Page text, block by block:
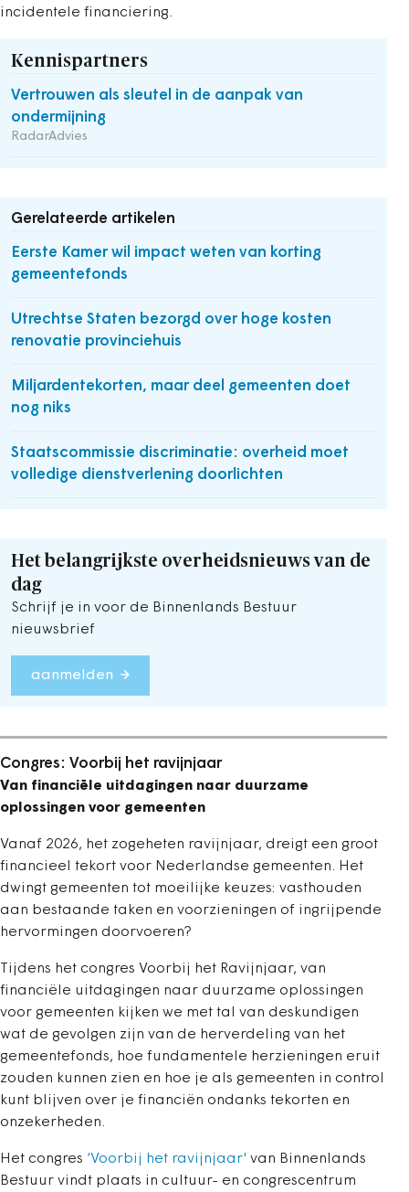
incidentele financiering.
Kennispartners
Vertrouwen als sleutel in de aanpak van
ondermijning
RadarAdvies
Gerelateerde artikelen
Eerste Kamer wil impact weten van korting
gemeentefonds
Utrechtse Staten bezorgd over hoge kosten
renovatie provinciehuis
Miljardentekorten, maar deel gemeenten doet
nog niks
Staatscommissie discriminatie: overheid moet
volledige dienstverlening doorlichten
Het belangrijkste overheidsnieuws van de
dag
Schrijf je in voor de Binnenlands Bestuur
nieuwsbrief
aanmelden
Congres: Voorbij het ravijnjaar
Van financiële uitdagingen naar duurzame
oplossingen voor gemeenten
Vanaf 2026, het zogeheten ravijnjaar, dreigt een groot
financieel tekort voor Nederlandse gemeenten. Het
dwingt gemeenten tot moeilijke keuzes: vasthouden
aan bestaande taken en voorzieningen of ingrijpende
hervormingen doorvoeren?
Tijdens het congres Voorbij het Ravijnjaar, van
financiële uitdagingen naar duurzame oplossingen
voor gemeenten kijken we met tal van deskundigen
wat de gevolgen zijn van de herverdeling van het
gemeentefonds, hoe fundamentele herzieningen eruit
zouden kunnen zien en hoe je als gemeenten in control
kunt blijven over je financiën ondanks tekorten en
onzekerheden.
Het congres ‘Voorbij het ravijnjaar' van Binnenlands
Bestuur vindt plaats in cultuur- en congrescentrum